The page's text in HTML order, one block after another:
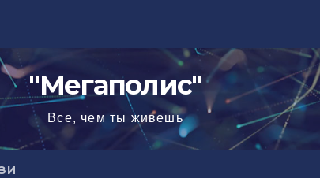
"Мегаполис"
Все, чем ты живешь